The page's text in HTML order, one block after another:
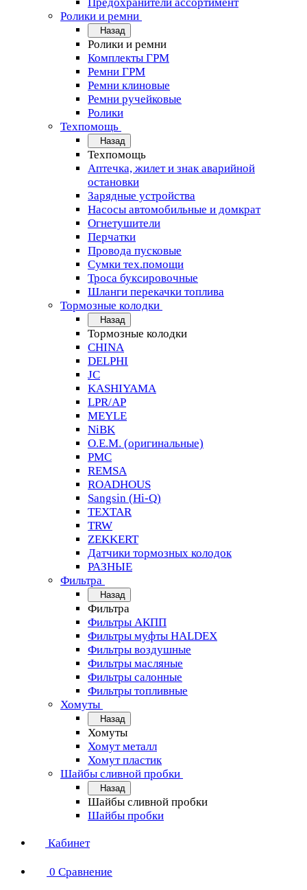
Ролики и ремни
Назад
Ролики и ремни
Комплекты ГРМ
Ремни ГРМ
Ремни клиновые
Ремни ручейковые
Ролики
Техпомощь
Назад
Техпомощь
Аптечка, жилет и знак аварийной
остановки
Зарядные устройства
Насосы автомобильные и домкрат
Огнетушители
Перчатки
Провода пусковые
Сумки тех.помощи
Троса буксировочные
Шланги перекачки топлива
Тормозные колодки
Назад
Тормозные колодки
CHINA
DELPHI
JC
KASHIYAMA
LPR/AP
MEYLE
NiBK
O.E.M. (оригинальные)
PMC
REMSA
ROADHOUS
Sangsin (Hi-Q)
TEXTAR
TRW
ZEKKERT
Датчики тормозных колодок
РАЗНЫЕ
Фильтра
Назад
Фильтра
Фильтры АКПП
Фильтры муфты HALDEX
Фильтры воздушные
Фильтры масляные
Фильтры салонные
Фильтры топливные
Хомуты
Назад
Хомуты
Хомут металл
Хомут пластик
Шайбы сливной пробки
Назад
Шайбы сливной пробки
Шайбы пробки
Кабинет
0 Сравнение